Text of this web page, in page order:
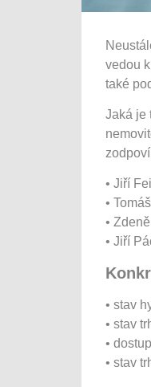
vedou
také
Jaká je
• Jiří
•
•
• Jiří
• stav
• stav
•
• stav